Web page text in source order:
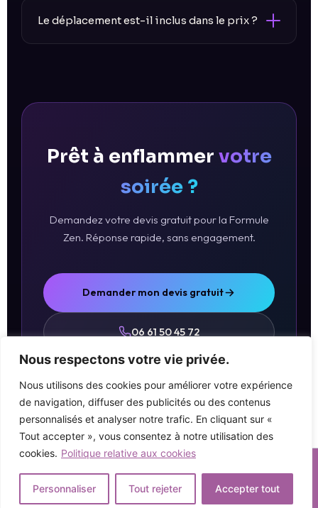
Nous respectons votre vie privée.
Nous utilisons des cookies pour améliorer votre expérience
de navigation, diffuser des publicités ou des contenus
personnalisés et analyser notre trafic. En cliquant sur «
Tout accepter », vous consentez à notre utilisation des
cookies. Politique relative aux cookies
Personnaliser Tout rejeter Accepter tout
Le déplacement est-il inclus dans le prix ?
Prêt à enflammer votre
soirée ?
Demandez votre devis gratuit pour la Formule
Zen. Réponse rapide, sans engagement.
Demander mon devis gratuit
06 61 50 45 72